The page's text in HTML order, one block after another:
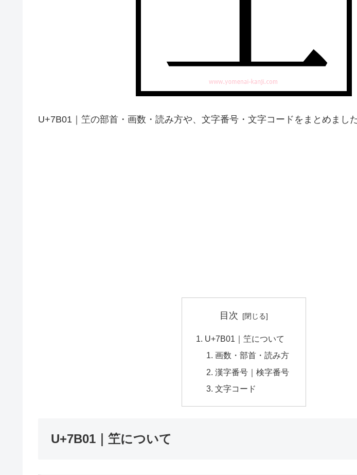
U+7B01｜笁の部首・画数・読み方や、文字番号・文字コードをまとめました
目次
U+7B01｜笁について
画数・部首・読み方
漢字番号｜検字番号
文字コード
U+7B01｜笁について